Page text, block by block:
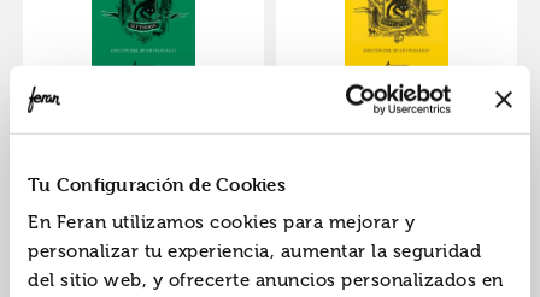
Tu Configuración de Cookies
En Feran utilizamos cookies para mejorar y
personalizar tu experiencia, aumentar la seguridad
del sitio web, y ofrecerte anuncios personalizados en
(harry potter [edición
del 2
ISBN: 9788418174094
Autor:Rowling, J.k
Harry potter y el
del
Autor:Rowling, J.k